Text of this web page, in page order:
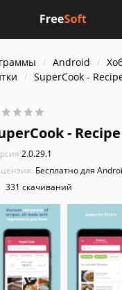
Android
SuperCook -
-
2.0.29.1
Бесплатно для
331 скачиваний